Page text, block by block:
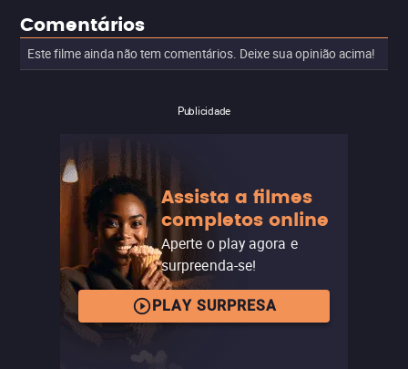
Comentários
Este filme ainda não tem comentários. Deixe sua opinião acima!
Publicidade
Assista a filmes
completos online
Aperte o play agora e
surpreenda-se!
PLAY SURPRESA